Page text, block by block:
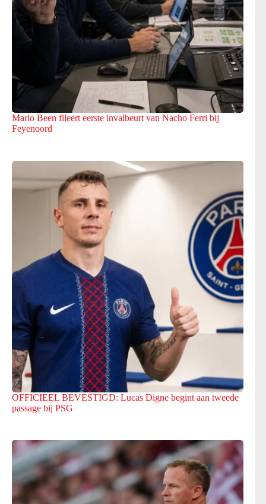
Mario Been fileert eerste invalbeurt van Nacho Ferri bij
Feyenoord
OFFICIEEL BEVESTIGD: Lucas Digne begint aan tweede
passage bij PSG